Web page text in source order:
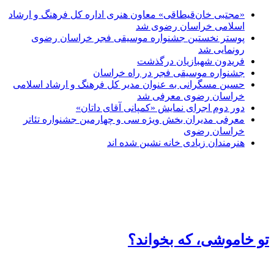
«مجتبی خان‌قیطاقی» معاون هنری اداره کل فرهنگ و ارشاد
اسلامی خراسان رضوی شد
پوستر نخستین جشنواره موسیقی فجر خراسان رضوی
رونمایی شد
فریدون شهبازیان درگذشت
جشنواره موسیقی فجر در راه خراسان
حسین مسگرانی به عنوان مدیر کل فرهنگ و ارشاد اسلامی
خراسان رضوی معرفی شد
دور دوم اجرای نمایش «کمپانی آقای داتان»
معرفی مدیران بخش ویژه سی و چهارمین جشنواره تئاتر
خراسان رضوی
هنرمندان زیادی خانه نشین شده اند
تو خاموشی، که بخواند؟